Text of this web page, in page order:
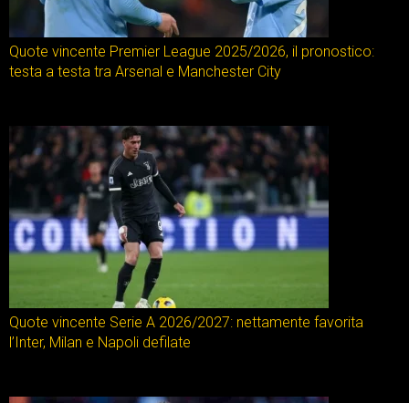
Quote vincente Premier League 2025/2026, il pronostico:
testa a testa tra Arsenal e Manchester City
Quote vincente Serie A 2026/2027: nettamente favorita
l’Inter, Milan e Napoli defilate